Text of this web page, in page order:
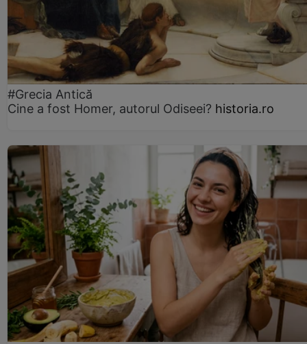
#Grecia Antică
Cine a fost Homer, autorul Odiseei? historia.ro